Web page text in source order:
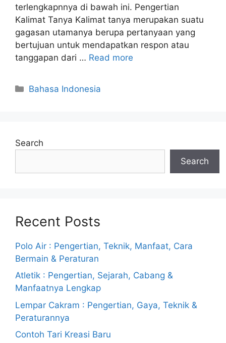
terlengkapnnya di bawah ini. Pengertian
Kalimat Tanya Kalimat tanya merupakan suatu
gagasan utamanya berupa pertanyaan yang
bertujuan untuk mendapatkan respon atau
tanggapan dari … Read more
Categories
Bahasa Indonesia
Search
Search
Recent Posts
Polo Air : Pengertian, Teknik, Manfaat, Cara
Bermain & Peraturan
Atletik : Pengertian, Sejarah, Cabang &
Manfaatnya Lengkap
Lempar Cakram : Pengertian, Gaya, Teknik &
Peraturannya
Contoh Tari Kreasi Baru